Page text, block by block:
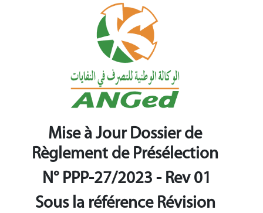
Mise à Jour Dossier de
Règlement de Présélection
N° PPP-27/2023 - Rev 01
Sous la référence Révision